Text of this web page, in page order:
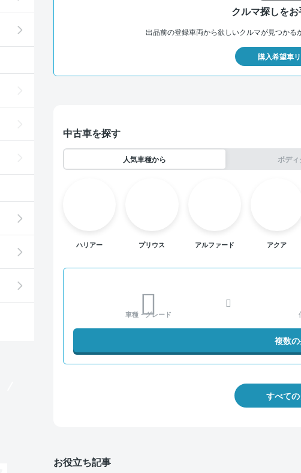
クルマ探しをお
出品前の登録車両から欲しいクルマが見つかる
購入希望車
中古車を探す
人気車種から ボデ
ハリアー プリウス アルファード アクア
車種・グレード
複数
すべて
お役立ち記事